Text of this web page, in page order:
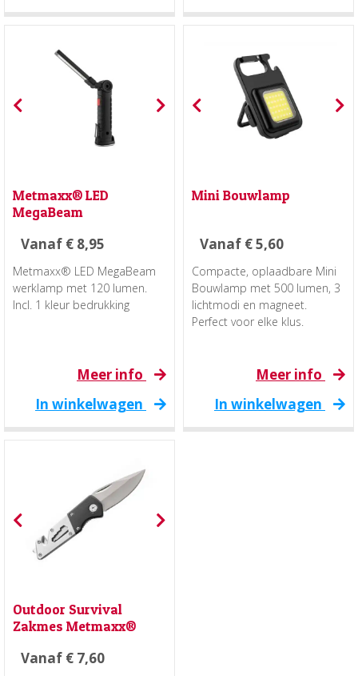
Metmaxx® LED
MegaBeam
Vanaf € 8,95
Meer info
In winkelwagen
Metmaxx® LED MegaBeam
werklamp met 120 lumen.
Incl. 1 kleur bedrukking
Mini Bouwlamp
Vanaf €5,60
Meer info
In winkelwagen
Compacte, oplaadbare Mini
Bouwlamp met 500 lumen, 3
lichtmodi en magneet.
Perfect voor elke klus.
Outdoor Survival
Zakmes Metmaxx®
Vanaf € 7,60